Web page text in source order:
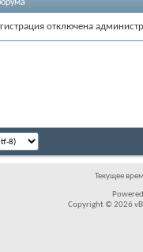
отключена
Текущее
Copyright © 2026